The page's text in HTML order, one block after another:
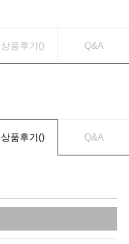
상품후기() Q&A
상품후기() Q&A